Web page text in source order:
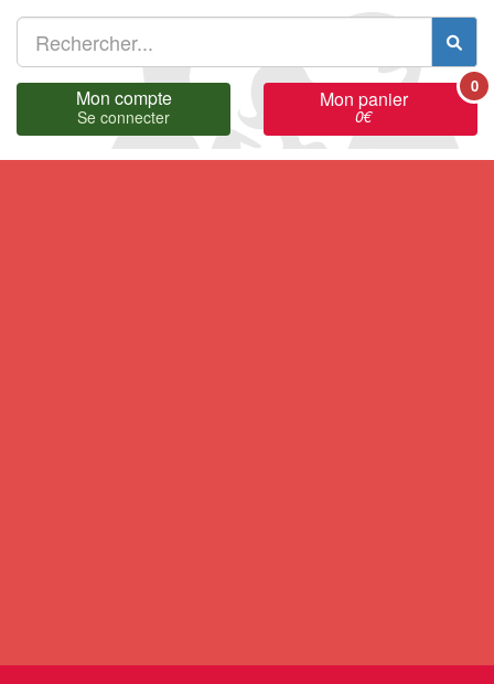
Mon compte
Se connecter
Mon panier
0€
0